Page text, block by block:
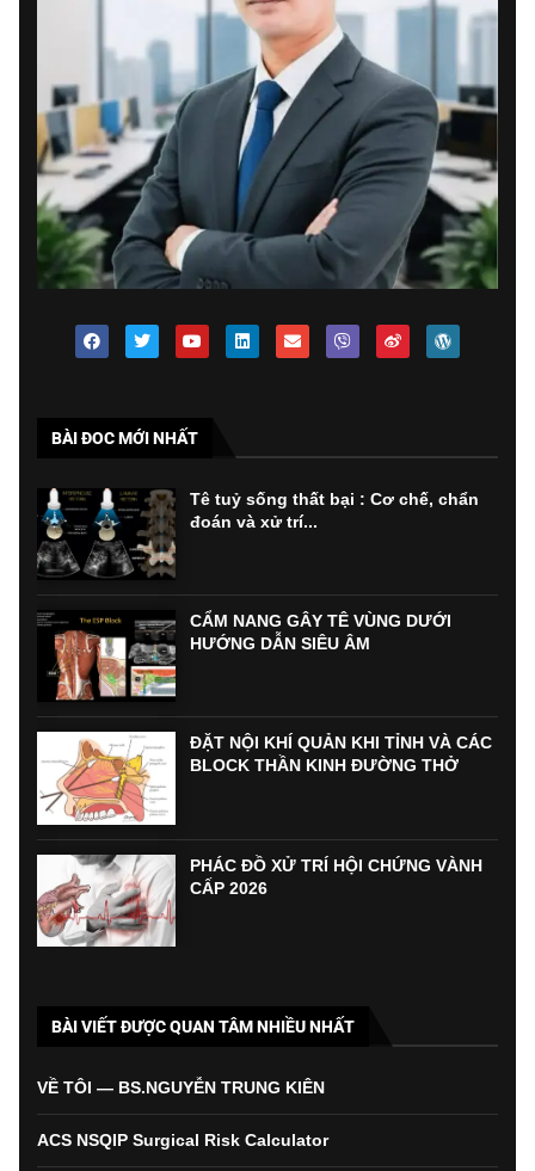
BÀI ĐOC MỚI NHẤT
Tê tuỷ sống thất bại : Cơ chế, chẩn
đoán và xử trí...
CẨM NANG GÂY TÊ VÙNG DƯỚI
HƯỚNG DẪN SIÊU ÂM
ĐẶT NỘI KHÍ QUẢN KHI TỈNH VÀ CÁC
BLOCK THẦN KINH ĐƯỜNG THỞ
PHÁC ĐỒ XỬ TRÍ HỘI CHỨNG VÀNH
CẤP 2026
BÀI VIẾT ĐƯỢC QUAN TÂM NHIỀU NHẤT
VỀ TÔI — BS.NGUYỄN TRUNG KIÊN
ACS NSQIP Surgical Risk Calculator